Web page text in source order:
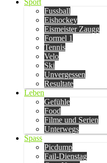
Sport
Fussball
Eishockey
Eismeister Zaugg
Formel 1
Tennis
Velo
Ski
Unvergessen
Resultate
Leben
Gefühle
Food
Filme und Serien
Unterwegs
Spass
Picdump
Fail-Dienstag